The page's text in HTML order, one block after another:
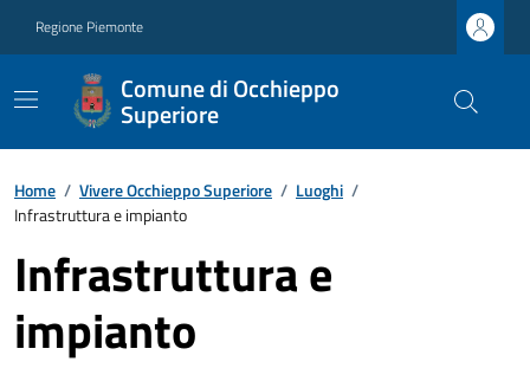
Regione Piemonte
Comune di Occhieppo
Superiore
Home / Vivere Occhieppo Superiore / Luoghi /
Infrastruttura e impianto
Infrastruttura e
impianto